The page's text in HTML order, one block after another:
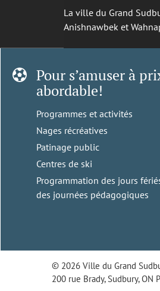
La ville du Grand
Anishnawbek et
Pour s’amuser à
abordable!
Programmes et activités
Nages récréatives
Patinage public
Centres de ski
Programmation des jours
des journées pédagogiques
© 2026 Ville du Grand
200 rue Brady, Sudbury, ON